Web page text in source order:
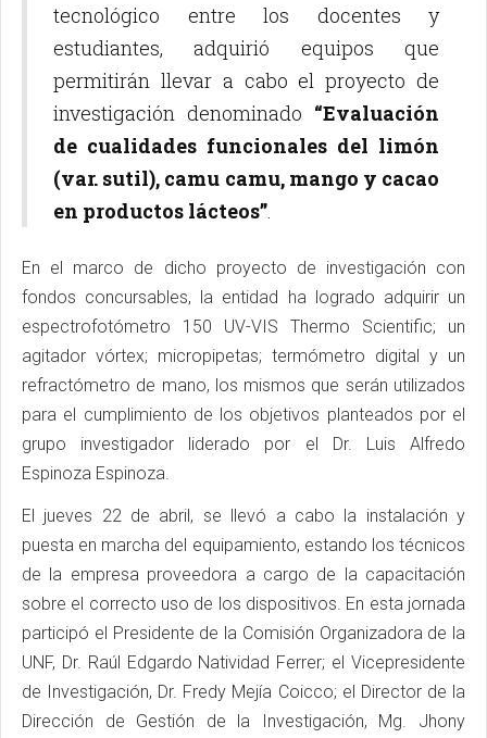
tecnológico entre los docentes y
estudiantes, adquirió equipos que
permitirán llevar a cabo el proyecto de
investigación denominado “Evaluación
de cualidades funcionales del limón
(var. sutil), camu camu, mango y cacao
en productos lácteos”
En el marco de dicho proyecto de investigación con
fondos concursables, la entidad ha logrado adquirir un
espectrofotómetro 150 UV-VIS Thermo Scientific; un
agitador vórtex; micropipetas; termómetro digital y un
refractómetro de mano, los mismos que serán utilizados
para el cumplimiento de los objetivos planteados por el
grupo investigador liderado por el Dr. Luis Alfredo
Espinoza Espinoza.
El jueves 22 de abril, se llevó a cabo la instalación y
puesta en marcha del equipamiento, estando los técnicos
de la empresa proveedora a cargo de la capacitación
sobre el correcto uso de los dispositivos. En esta jornada
participó el Presidente de la Comisión Organizadora de la
UNF, Dr. Raúl Edgardo Natividad Ferrer; el Vicepresidente
de Investigación, Dr. Fredy Mejía Coicco; el Director de la
Dirección de Gestión de la Investigación, Mg. Jhony